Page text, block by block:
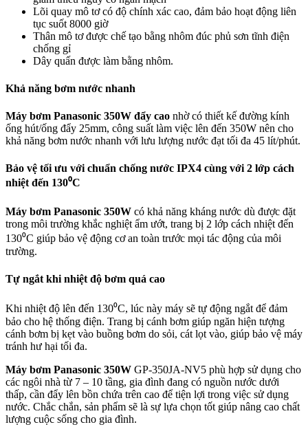
Lõi quay mô tơ có độ chính xác cao, đảm bảo hoạt động liên
tục suốt 8000 giờ
Thân mô tơ được chế tạo bằng nhôm đúc phủ sơn tĩnh điện
chống gỉ
Dây quấn được làm bằng nhôm.
Khả năng bơm nước nhanh
Máy bơm Panasonic 350W đẩy cao nhờ có thiết kế đường kính
ống hút/ống đẩy 25mm, công suất làm việc lên đến 350W nên cho
khả năng bơm nước nhanh với lưu lượng nước đạt tối đa 45 lít/phút.
Bảo vệ tối ưu với chuẩn chống nước IPX4 cùng với 2 lớp cách
nhiệt đến 130⁰C
Máy bơm Panasonic 350W có khả năng kháng nước dù được đặt
trong môi trường khắc nghiệt ẩm ướt, trang bị 2 lớp cách nhiệt đến
130⁰C giúp bảo vệ động cơ an toàn trước mọi tác động của môi
trường.
Tự ngắt khi nhiệt độ bơm quá cao
Khi nhiệt độ lên đến 130⁰C, lúc này máy sẽ tự động ngắt để đảm
bảo cho hệ thống điện. Trang bị cánh bơm giúp ngăn hiện tượng
cánh bơm bị kẹt vào buồng bơm do sỏi, cát lọt vào, giúp bảo vệ máy
tránh hư hại tối đa.
Máy bơm Panasonic 350W GP-350JA-NV5 phù hợp sử dụng cho
các ngôi nhà từ 7 – 10 tầng, gia đình đang có nguồn nước dưới
thấp, cần đẩy lên bồn chứa trên cao để tiện lợi trong việc sử dụng
nước. Chắc chắn, sản phẩm sẽ là sự lựa chọn tốt giúp nâng cao chất
lượng cuộc sống cho gia đình.